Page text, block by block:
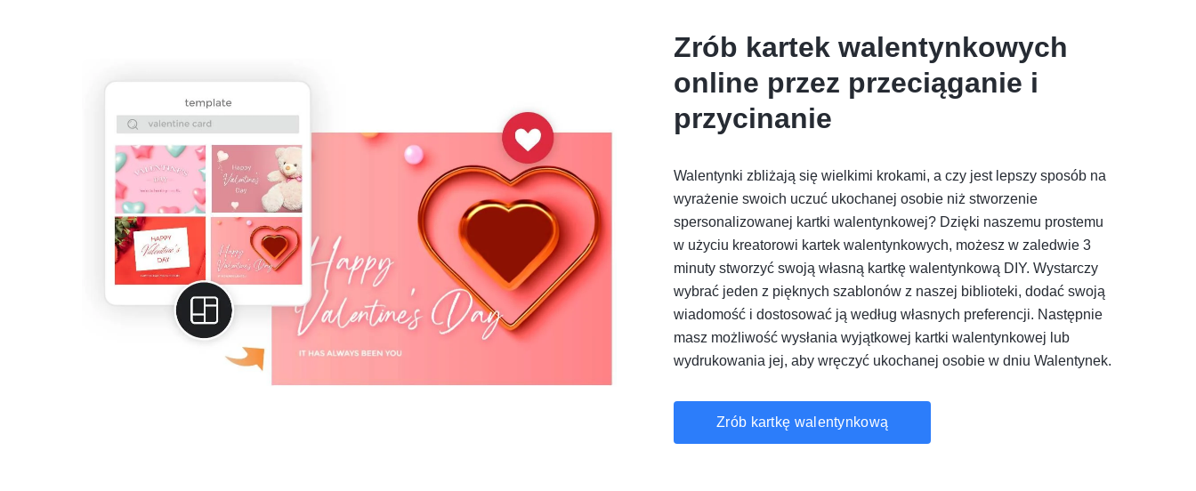
Zrób kartek walentynkowych
online przez przeciąganie i
przycinanie
Walentynki zbliżają się wielkimi krokami, a czy jest lepszy sposób na
wyrażenie swoich uczuć ukochanej osobie niż stworzenie
spersonalizowanej kartki walentynkowej? Dzięki naszemu prostemu
w użyciu kreatorowi kartek walentynkowych, możesz w zaledwie 3
minuty stworzyć swoją własną kartkę walentynkową DIY. Wystarczy
wybrać jeden z pięknych szablonów z naszej biblioteki, dodać swoją
wiadomość i dostosować ją według własnych preferencji. Następnie
masz możliwość wysłania wyjątkowej kartki walentynkowej lub
wydrukowania jej, aby wręczyć ukochanej osobie w dniu Walentynek.
Zrób kartkę walentynkową